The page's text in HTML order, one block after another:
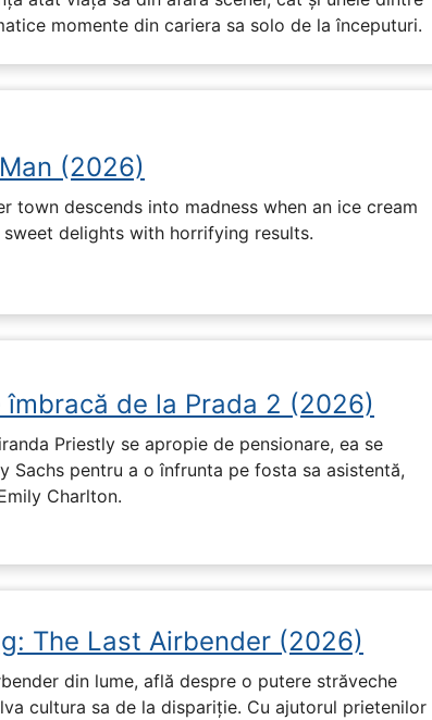
momente din cariera sa solo de la începuturi.
(2026)
town descends into madness when an ice cream
sweet delights with horrifying results.
îmbracă de la Prada 2 (2026)
Priestly se apropie de pensionare, ea se
Sachs pentru a o înfrunta pe fosta sa asistentă,
Charlton.
The Last Airbender (2026)
din lume, află despre o putere străveche
cultura sa de la dispariție. Cu ajutorul prietenilor